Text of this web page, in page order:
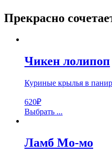
Прекрасно
Чикен лолипоп
Куриные крылья в
620₽
Выбрать ...
Ламб Мо-мо